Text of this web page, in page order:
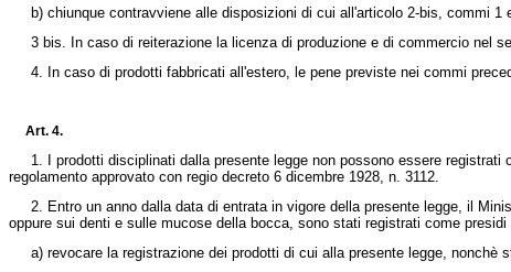
b) chiunque contravviene alle disposizioni di cui all'articolo 2-bis, commi 1
3 bis. In caso di reiterazione la licenza di produzione e di commercio nel
4. In caso di prodotti fabbricati all'estero, le pene previste nei commi
Art. 4.
1. I prodotti disciplinati dalla presente legge non possono essere registrati
regolamento approvato con regio decreto 6 dicembre 1928, n. 3112.
2. Entro un anno dalla data di entrata in vigore della presente legge, il
oppure sui denti e sulle mucose della bocca, sono stati registrati come
a) revocare la registrazione dei prodotti di cui alla presente legge, nonchè